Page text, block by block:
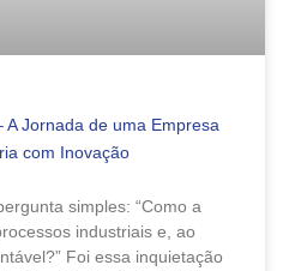
A Jornada de uma Empresa
com Inovação
simples: “Como a
industriais e, ao
Foi essa inquietação